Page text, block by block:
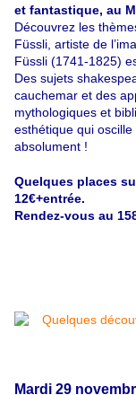
et fantastique, au
Découvrez les
Füssli, artiste de
Füssli (1741-1825)
Des sujets
cauchemar et des
mythologiques et
esthétique qui
absolument !
Quelques places
12€+entrée.
Rendez-vous au
Mardi 29